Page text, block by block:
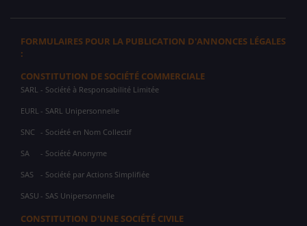
FORMULAIRES POUR LA PUBLICATION D'ANNONCES LÉGALES
:
CONSTITUTION DE SOCIÉTÉ COMMERCIALE
SARL - Société à Responsabilité Limitée
EURL - SARL Unipersonnelle
SNC - Société en Nom Collectif
SA - Société Anonyme
SAS - Société par Actions Simplifiée
SASU - SAS Unipersonnelle
CONSTITUTION D'UNE SOCIÉTÉ CIVILE